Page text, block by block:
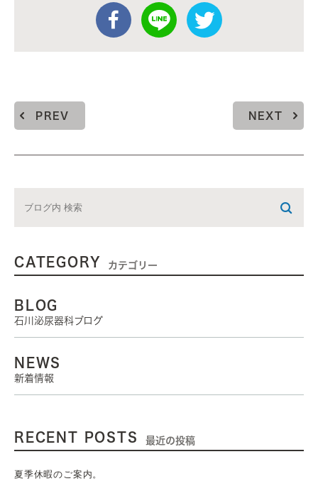
PREV NEXT
CATEGORY カテゴリー
BLOG
石川泌尿器科ブログ
NEWS
新着情報
RECENT POSTS 最近の投稿
夏季休暇のご案内。